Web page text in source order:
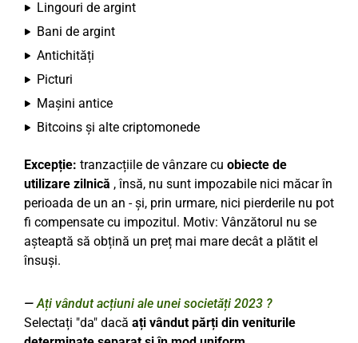
Lingouri de argint
Bani de argint
Antichități
Picturi
Mașini antice
Bitcoins și alte criptomonede
Excepție: tranzacțiile de vânzare cu obiecte de
utilizare zilnică , însă, nu sunt impozabile nici măcar în
perioada de un an - și, prin urmare, nici pierderile nu pot
fi compensate cu impozitul. Motiv: Vânzătorul nu se
așteaptă să obțină un preț mai mare decât a plătit el
însuși.
Ați vândut acțiuni ale unei societăți 2023 ?
Selectați "da" dacă ați vândut părți din veniturile